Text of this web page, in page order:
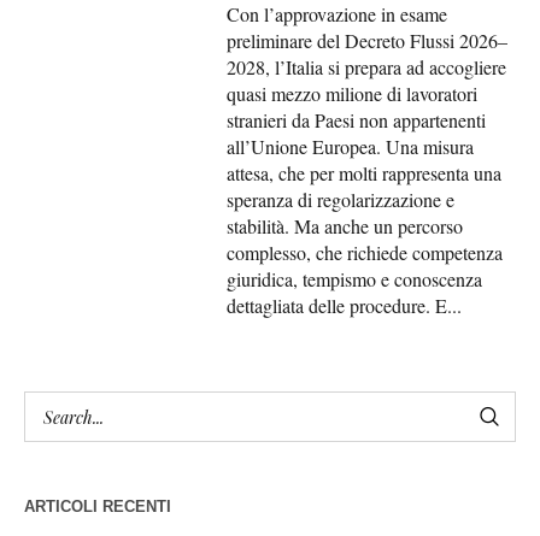
Con l’approvazione in esame
preliminare del Decreto Flussi 2026–
2028, l’Italia si prepara ad accogliere
quasi mezzo milione di lavoratori
stranieri da Paesi non appartenenti
all’Unione Europea. Una misura
attesa, che per molti rappresenta una
speranza di regolarizzazione e
stabilità. Ma anche un percorso
complesso, che richiede competenza
giuridica, tempismo e conoscenza
dettagliata delle procedure. E...
ARTICOLI RECENTI